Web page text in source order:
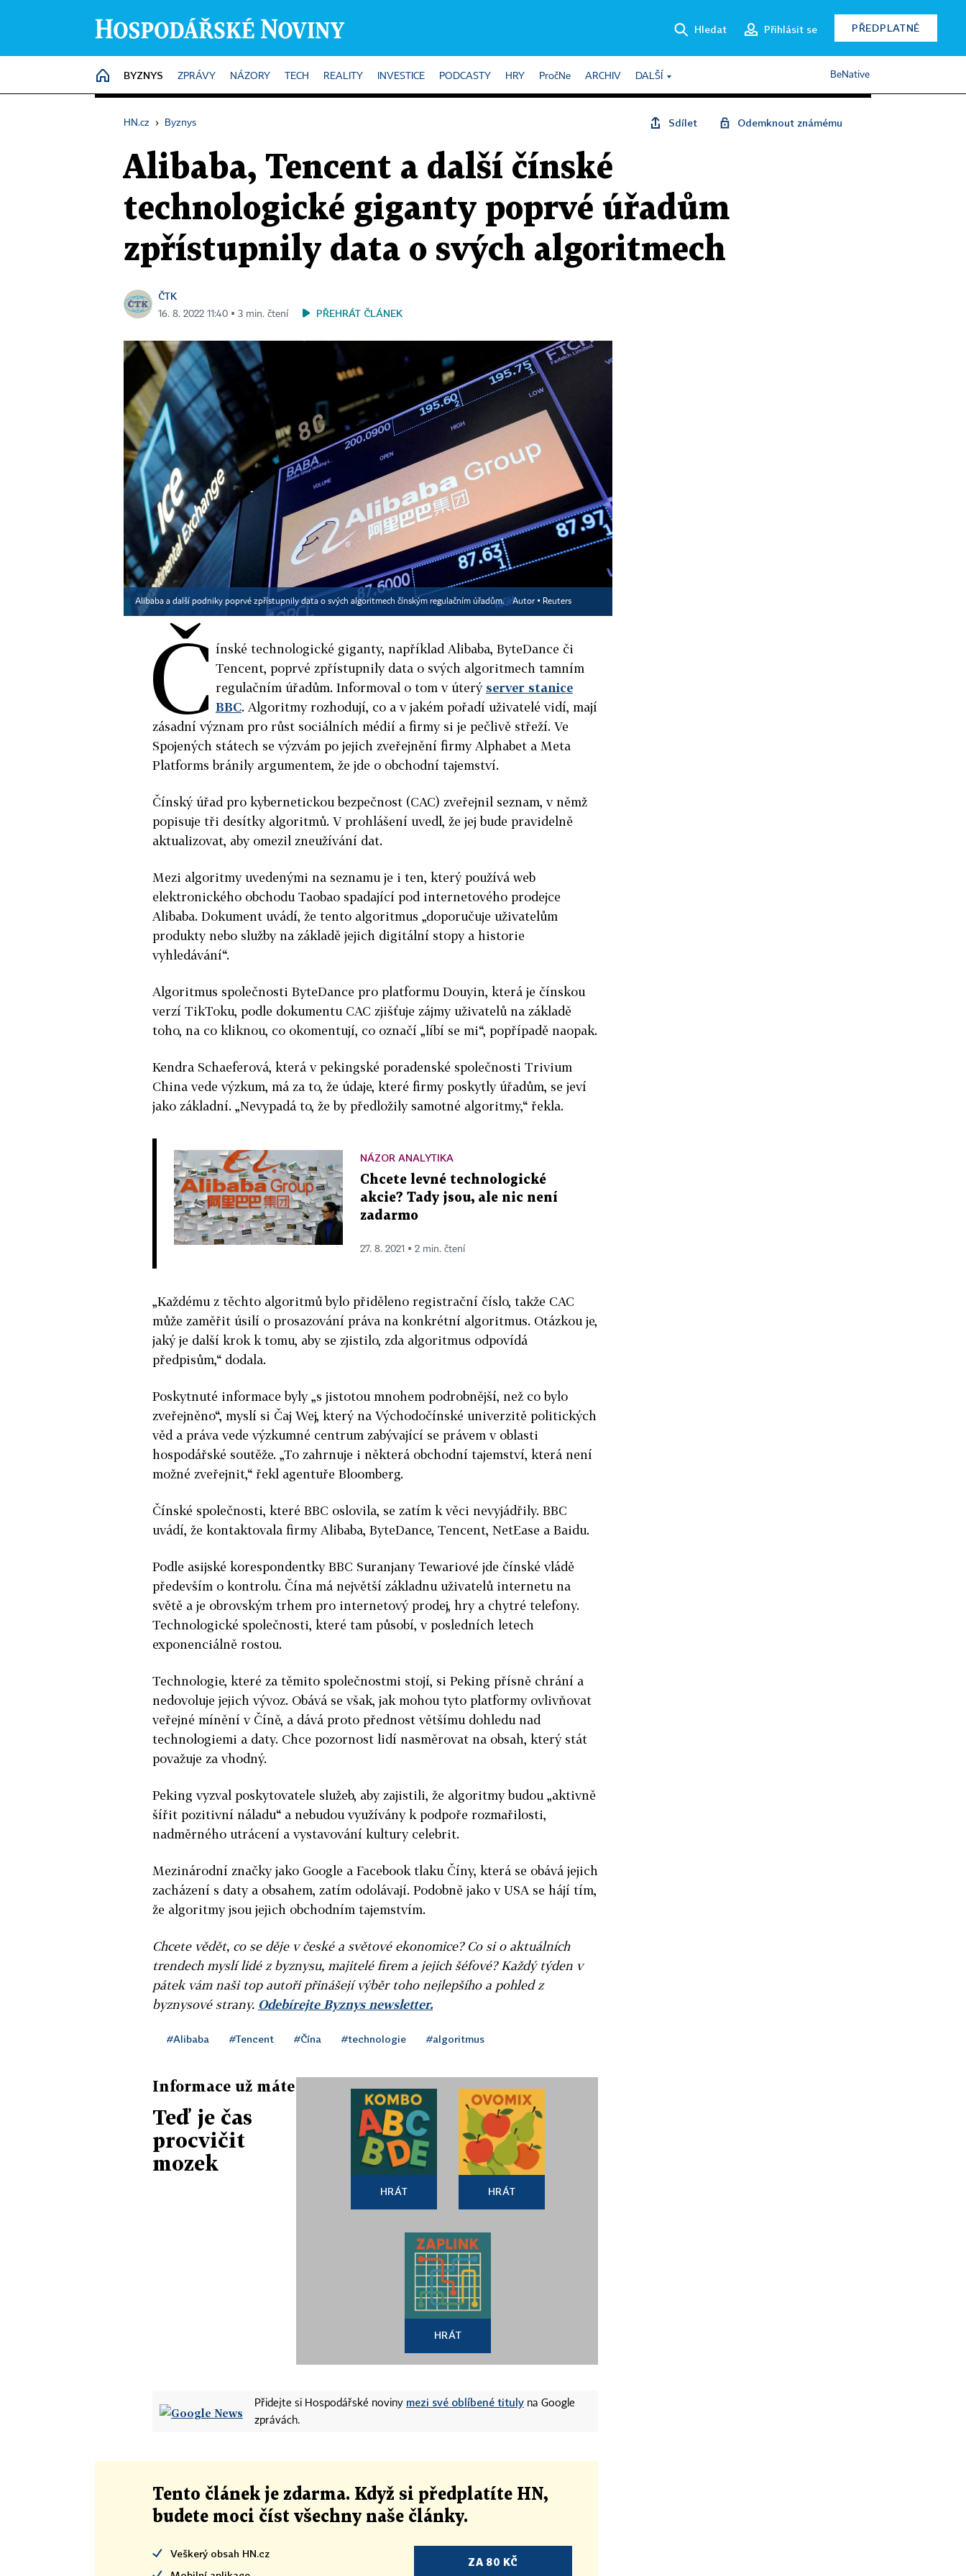
Hledat Přihlásit se PŘEDPLATNÉ
HOME
BYZNYS ZPRÁVY NÁZORY TECH REALITY INVESTICE PODCASTY HRY PročNe ARCHIV DALŠÍ BeNative
HN.cz › Byznys Sdílet Odemknout známému
Alibaba, Tencent a další čínské
technologické giganty poprvé úřadům
zpřístupnily data o svých algoritmech
ČTK
16. 8. 2022 11:40 ▪ 3 min. čtení PŘEHRÁT ČLÁNEK
Alibaba a další podniky poprvé zpřístupnily data o svých algoritmech čínským regulačním úřadům. Autor ▪ Reuters
Č ínské technologické giganty, například Alibaba, ByteDance či
Tencent, poprvé zpřístupnily data o svých algoritmech tamním
regulačním úřadům. Informoval o tom v úterý server stanice
BBC. Algoritmy rozhodují, co a v jakém pořadí uživatelé vidí, mají
zásadní význam pro růst sociálních médií a firmy si je pečlivě střeží. Ve
Spojených státech se výzvám po jejich zveřejnění firmy Alphabet a Meta
Platforms bránily argumentem, že jde o obchodní tajemství.
Čínský úřad pro kybernetickou bezpečnost (CAC) zveřejnil seznam, v němž
popisuje tři desítky algoritmů. V prohlášení uvedl, že jej bude pravidelně
aktualizovat, aby omezil zneužívání dat.
Mezi algoritmy uvedenými na seznamu je i ten, který používá web
elektronického obchodu Taobao spadající pod internetového prodejce
Alibaba. Dokument uvádí, že tento algoritmus „doporučuje uživatelům
produkty nebo služby na základě jejich digitální stopy a historie
vyhledávání“.
Algoritmus společnosti ByteDance pro platformu Douyin, která je čínskou
verzí TikToku, podle dokumentu CAC zjišťuje zájmy uživatelů na základě
toho, na co kliknou, co okomentují, co označí „líbí se mi“, popřípadě naopak.
Kendra Schaeferová, která v pekingské poradenské společnosti Trivium
China vede výzkum, má za to, že údaje, které firmy poskytly úřadům, se jeví
jako základní. „Nevypadá to, že by předložily samotné algoritmy,“ řekla.
NÁZOR ANALYTIKA
Chcete levné technologické
akcie? Tady jsou, ale nic není
zadarmo
27. 8. 2021 ▪ 2 min. čtení
„Každému z těchto algoritmů bylo přiděleno registrační číslo, takže CAC
může zaměřit úsilí o prosazování práva na konkrétní algoritmus. Otázkou je,
jaký je další krok k tomu, aby se zjistilo, zda algoritmus odpovídá
předpisům,“ dodala.
Poskytnuté informace byly „s jistotou mnohem podrobnější, než co bylo
zveřejněno“, myslí si Čaj Wej, který na Východočínské univerzitě politických
věd a práva vede výzkumné centrum zabývající se právem v oblasti
hospodářské soutěže. „To zahrnuje i některá obchodní tajemství, která není
možné zveřejnit,“ řekl agentuře Bloomberg.
Čínské společnosti, které BBC oslovila, se zatím k věci nevyjádřily. BBC
uvádí, že kontaktovala firmy Alibaba, ByteDance, Tencent, NetEase a Baidu.
Podle asijské korespondentky BBC Suranjany Tewariové jde čínské vládě
především o kontrolu. Čína má největší základnu uživatelů internetu na
světě a je obrovským trhem pro internetový prodej, hry a chytré telefony.
Technologické společnosti, které tam působí, v posledních letech
exponenciálně rostou.
Technologie, které za těmito společnostmi stojí, si Peking přísně chrání a
nedovoluje jejich vývoz. Obává se však, jak mohou tyto platformy ovlivňovat
veřejné mínění v Číně, a dává proto přednost většímu dohledu nad
technologiemi a daty. Chce pozornost lidí nasměrovat na obsah, který stát
považuje za vhodný.
Peking vyzval poskytovatele služeb, aby zajistili, že algoritmy budou „aktivně
šířit pozitivní náladu“ a nebudou využívány k podpoře rozmařilosti,
nadměrného utrácení a vystavování kultury celebrit.
Mezinárodní značky jako Google a Facebook tlaku Číny, která se obává jejich
zacházení s daty a obsahem, zatím odolávají. Podobně jako v USA se hájí tím,
že algoritmy jsou jejich obchodním tajemstvím.
Chcete vědět, co se děje v české a světové ekonomice? Co si o aktuálních
trendech myslí lidé z byznysu, majitelé firem a jejich šéfové? Každý týden v
pátek vám naši top autoři přinášejí výběr toho nejlepšího a pohled z
byznysové strany. Odebírejte Byznys newsletter.
#Alibaba #Tencent #Čína #technologie #algoritmus
Informace už máte
Teď je čas
procvičit
mozek
HRÁT HRÁT
HRÁT
Přidejte si Hospodářské noviny mezi své oblíbené tituly na Google
zprávách.
Tento článek je zdarma. Když si předplatíte HN,
budete moci číst všechny naše články.
Veškerý obsah HN.cz
ZA 80 KČ